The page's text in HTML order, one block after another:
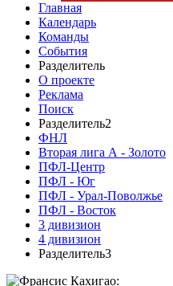
Главная
Календарь
Команды
События
Разделитель
О проекте
Реклама
Поиск
Разделитель2
ФНЛ
Вторая лига А - Золото
ПФЛ-Центр
ПФЛ - Юг
ПФЛ - Урал-Поволжье
ПФЛ - Восток
3 дивизион
4 дивизион
Разделитель3